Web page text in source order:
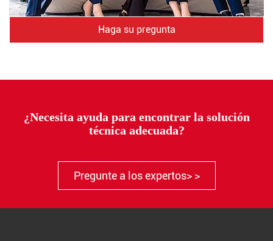
Haga su pregunta
¿Necesita ayuda para encontrar la solución
técnica adecuada?
Pregunte a los expertos> >